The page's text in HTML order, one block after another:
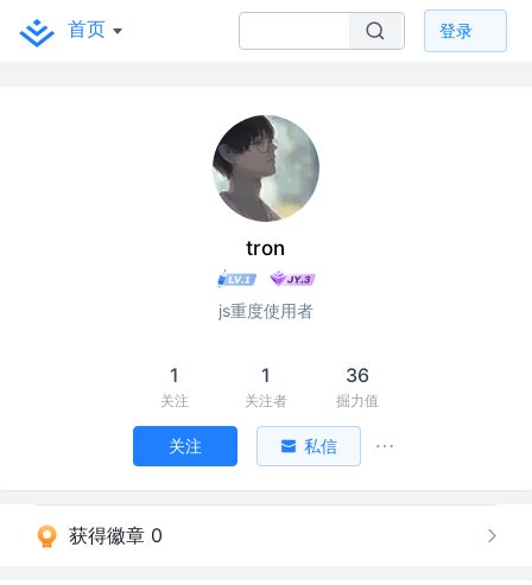
首页 登录
tron
js重度使用者
1
关注
1
关注者
36
掘力值
关注 私信
获得徽章 0